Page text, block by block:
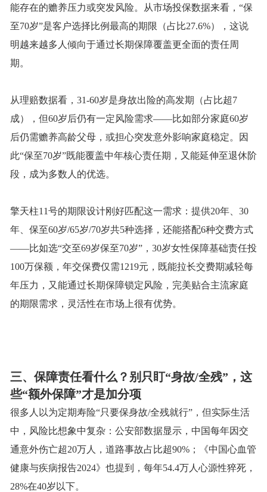
能存在的赡养压力或突发风险。从市场投保数据来看，“保
至70岁”是客户选择比例最高的期限（占比27.6%），这说
明越来越多人倾向于通过长期保障覆盖更全面的责任周
期。
从理赔数据看， 31-60岁是身故出险的高发期（占比超7
成），但60岁后仍有一定风险需求——比如部分家庭60岁
后仍需赡养高龄父母，或担心突发意外影响家庭稳定。因
此“保至70岁”既能覆盖中年核心责任期，又能延伸至退休阶
段，成为多数人的优选。
擎天柱11号的期限设计刚好匹配这一需求：提供20年、30
年、保至60岁/65岁/70岁共5种选择，还能搭配6种交费方式
——比如选“交至69岁保至70岁”，30岁女性保障基础责任投
100万保额，年交保费仅需1219元，既能拉长交费期减轻每
年压力，又能通过长期保障锁定风险，完美贴合主流家庭
的期限需求，灵活性在市场上很有优势。
三、保障责任看什么？别只盯“身故/全残”，这
些“额外保障”才是加分项
很多人以为定期寿险“只要保身故/全残就行”，但实际生活
中，风险比想象中复杂：公安部数据显示，中国每年因交
通意外伤亡超20万人，道路事故占比超90%；《中国心血管
健康与疾病报告2024》也提到，每年54.4万人心源性猝死，
28%在40岁以下。